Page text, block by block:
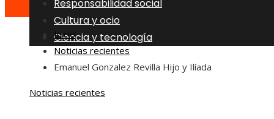
Responsabilidad social
Cultura y ocio
Ciencia y tecnología
Inicio
Noticias recientes
Emanuel Gonzalez Revilla Hijo y Ilíada
Noticias recientes